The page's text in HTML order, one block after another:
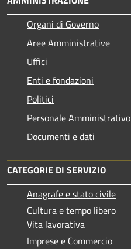
Organi di Governo
Aree Amministrative
Uffici
Enti e fondazioni
Politici
Personale Amministrativo
Documenti e dati
CATEGORIE DI SERVIZIO
Anagrafe e stato civile
Cultura e tempo libero
Vita lavorativa
Imprese e Commercio